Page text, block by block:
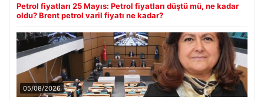
Petrol fiyatları 25 Mayıs: Petrol fiyatları düştü mü, ne kadar
oldu? Brent petrol varil fiyatı ne kadar?
05/08/2026